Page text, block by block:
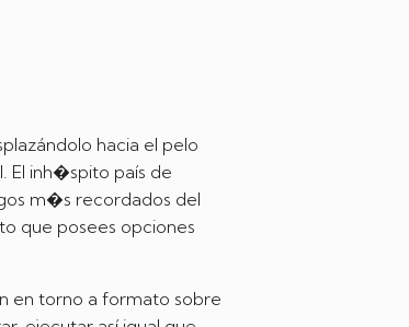
hacia el pelo
El inh�spito país de
m�s recordados del
que posees opciones
en torno a formato sobre